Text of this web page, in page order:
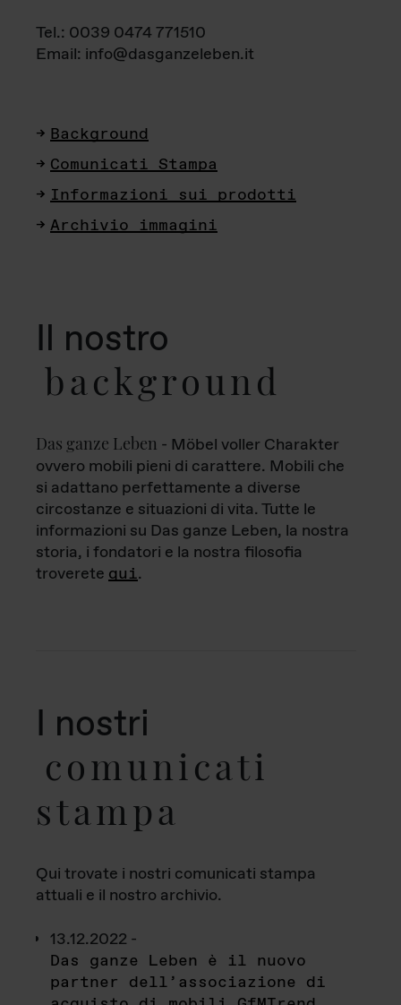
Tel.: 0039 0474 771510
Email: info@dasganzeleben.it
Background
Comunicati Stampa
Informazioni sui prodotti
Archivio immagini
Il nostro
background
Das ganze Leben - Möbel voller Charakter
ovvero mobili pieni di carattere. Mobili che
si adattano perfettamente a diverse
circostanze e situazioni di vita. Tutte le
informazioni su Das ganze Leben, la nostra
storia, i fondatori e la nostra filosofia
troverete qui.
I nostri
comunicati
stampa
Qui trovate i nostri comunicati stampa
attuali e il nostro archivio.
13.12.2022 -
Das ganze Leben è il nuovo
partner dell’associazione di